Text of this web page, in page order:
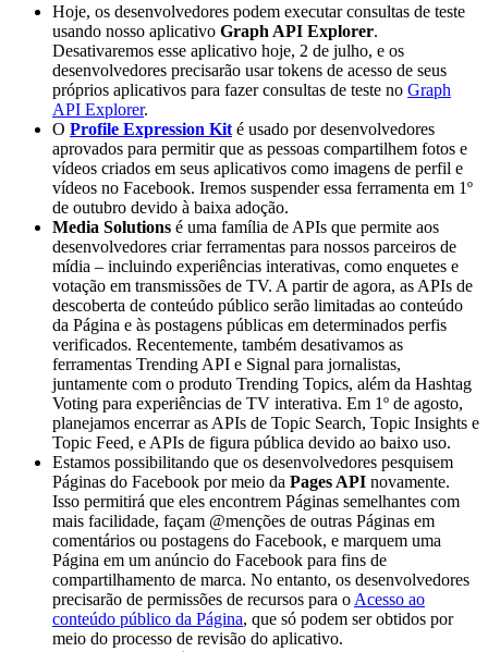
Hoje, os desenvolvedores podem executar consultas de teste
usando nosso aplicativo Graph API Explorer.
Desativaremos esse aplicativo hoje, 2 de julho, e os
desenvolvedores precisarão usar tokens de acesso de seus
próprios aplicativos para fazer consultas de teste no Graph
API Explorer.
O Profile Expression Kit é usado por desenvolvedores
aprovados para permitir que as pessoas compartilhem fotos e
vídeos criados em seus aplicativos como imagens de perfil e
vídeos no Facebook. Iremos suspender essa ferramenta em 1º
de outubro devido à baixa adoção.
Media Solutions é uma família de APIs que permite aos
desenvolvedores criar ferramentas para nossos parceiros de
mídia – incluindo experiências interativas, como enquetes e
votação em transmissões de TV. A partir de agora, as APIs de
descoberta de conteúdo público serão limitadas ao conteúdo
da Página e às postagens públicas em determinados perfis
verificados. Recentemente, também desativamos as
ferramentas Trending API e Signal para jornalistas,
juntamente com o produto Trending Topics, além da Hashtag
Voting para experiências de TV interativa. Em 1º de agosto,
planejamos encerrar as APIs de Topic Search, Topic Insights e
Topic Feed, e APIs de figura pública devido ao baixo uso.
Estamos possibilitando que os desenvolvedores pesquisem
Páginas do Facebook por meio da Pages API novamente.
Isso permitirá que eles encontrem Páginas semelhantes com
mais facilidade, façam @menções de outras Páginas em
comentários ou postagens do Facebook, e marquem uma
Página em um anúncio do Facebook para fins de
compartilhamento de marca. No entanto, os desenvolvedores
precisarão de permissões de recursos para o Acesso ao
conteúdo público da Página, que só podem ser obtidos por
meio do processo de revisão do aplicativo.